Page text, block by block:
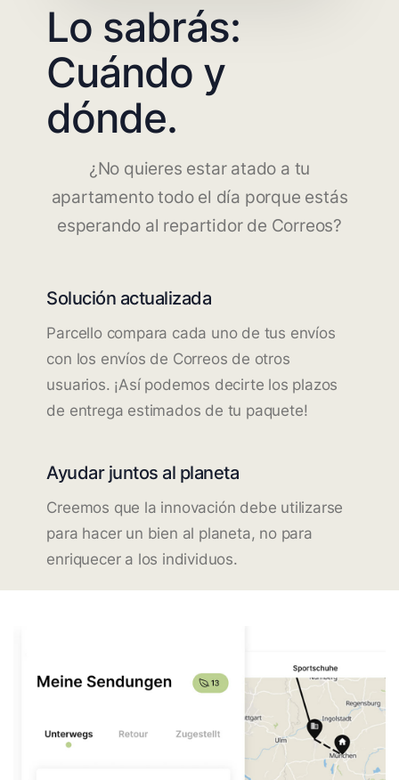
Lo sabrás:
Cuándo y
dónde.
¿No quieres estar atado a tu
apartamento todo el día porque estás
esperando al repartidor de Correos?
Solución actualizada
Parcello compara cada uno de tus envíos
con los envíos de Correos de otros
usuarios. ¡Así podemos decirte los plazos
de entrega estimados de tu paquete!
Ayudar juntos al planeta
Creemos que la innovación debe utilizarse
para hacer un bien al planeta, no para
enriquecer a los individuos.